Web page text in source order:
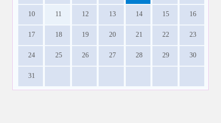
10 11 12 13 14 15 16
17 18 19 20 21 22 23
24 25 26 27 28 29 30
31